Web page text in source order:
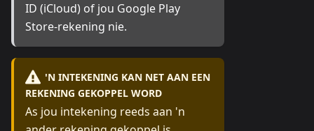
ID (iCloud) of jou Google Play
Store-rekening nie.
'N INTEKENING KAN NET AAN EEN
REKENING GEKOPPEL WORD
As jou intekening reeds aan 'n